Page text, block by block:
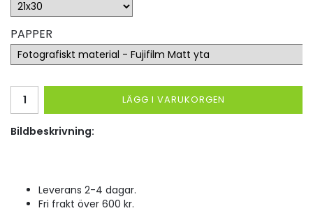
PAPPER
LÄGG I VARUKORGEN
Bildbeskrivning:
Leverans 2-4 dagar.
Fri frakt över 600 kr.